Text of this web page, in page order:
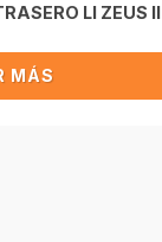
LI ZEUS II
MÁS